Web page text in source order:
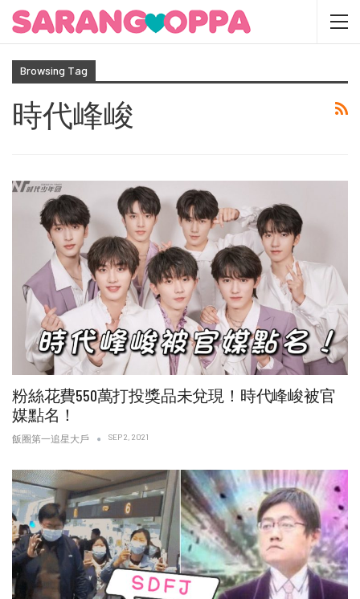
Browsing Tag
時代峰峻
粉絲花費550萬打投獎品未兌現！時代峰峻被官
媒點名！
飯圈第一追星大戶 SEP 2, 2021